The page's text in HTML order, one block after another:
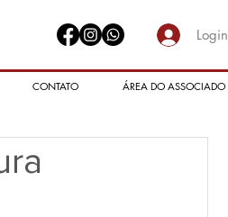
Login
CONTATO ÁREA DO ASSOCIADO